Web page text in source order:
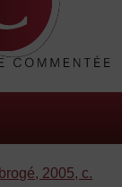
2005, c.